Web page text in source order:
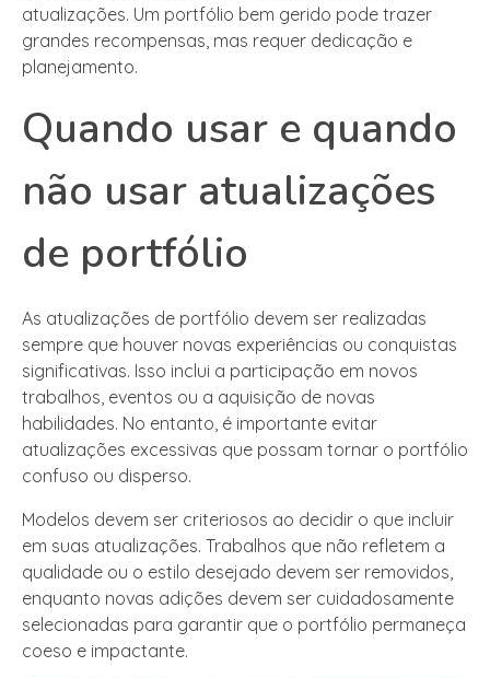
atualizações. Um portfólio bem gerido pode trazer
grandes recompensas, mas requer dedicação e
planejamento.
Quando usar e quando
não usar atualizações
de portfólio
As atualizações de portfólio devem ser realizadas
sempre que houver novas experiências ou conquistas
significativas. Isso inclui a participação em novos
trabalhos, eventos ou a aquisição de novas
habilidades. No entanto, é importante evitar
atualizações excessivas que possam tornar o portfólio
confuso ou disperso.
Modelos devem ser criteriosos ao decidir o que incluir
em suas atualizações. Trabalhos que não refletem a
qualidade ou o estilo desejado devem ser removidos,
enquanto novas adições devem ser cuidadosamente
selecionadas para garantir que o portfólio permaneça
coeso e impactante.